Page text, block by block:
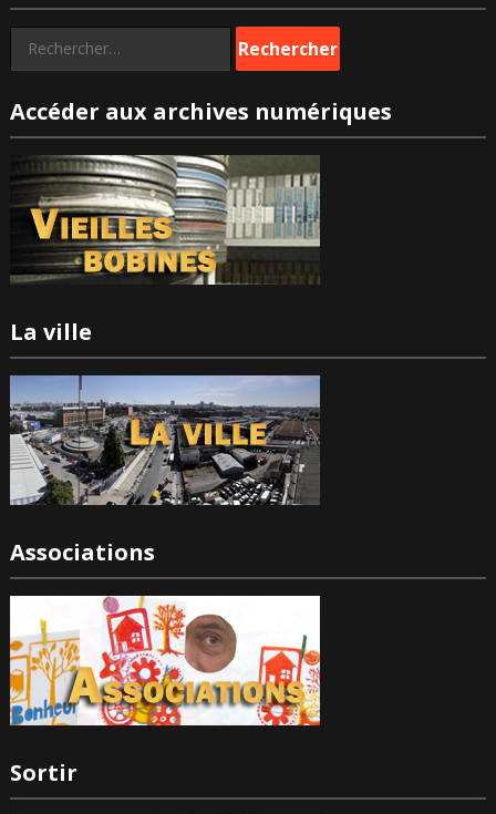
Rechercher :
Accéder aux archives numériques
La ville
Associations
Sortir